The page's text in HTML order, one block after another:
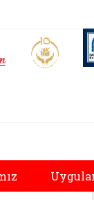
sekmede açılır)
AİLEM İletişim Aile ve
25